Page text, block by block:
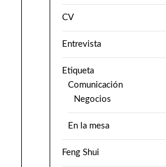
CV
Entrevista
Etiqueta
Comunicación
Negocios
En la mesa
Feng Shui